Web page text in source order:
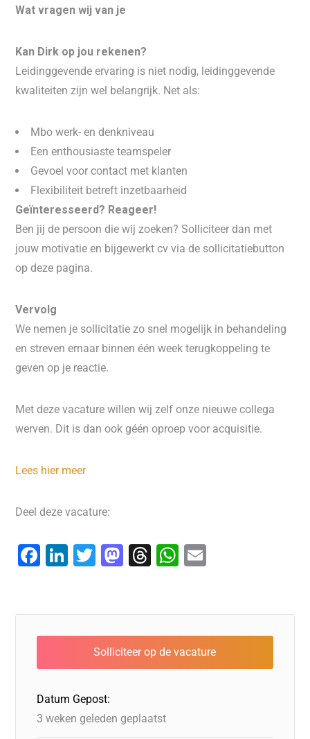
Wat vragen wij van je
Kan Dirk op jou rekenen?
Leidinggevende ervaring is niet nodig, leidinggevende
kwaliteiten zijn wel belangrijk. Net als:
Mbo werk- en denkniveau
Een enthousiaste teamspeler
Gevoel voor contact met klanten
Flexibiliteit betreft inzetbaarheid
Geïnteresseerd? Reageer!
Ben jij de persoon die wij zoeken? Solliciteer dan met
jouw motivatie en bijgewerkt cv via de sollicitatiebutton
op deze pagina.
Vervolg
We nemen je sollicitatie zo snel mogelijk in behandeling
en streven ernaar binnen één week terugkoppeling te
geven op je reactie.
Met deze vacature willen wij zelf onze nieuwe collega
werven. Dit is dan ook géén oproep voor acquisitie.
Lees hier meer
Deel deze vacature:
F
e
b
o
o
k
Li
e
dI
n
T
er
M
o
d
o
T
a
d
s
W
s
A
p
l
Datum Gepost:
3 weken geleden geplaatst